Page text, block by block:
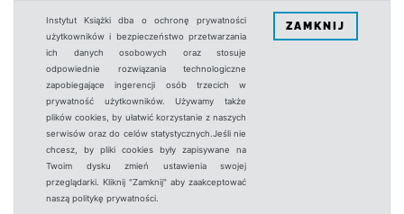
Instytut Książki dba o ochronę prywatności
użytkowników i bezpieczeństwo przetwarzania
ich danych osobowych oraz stosuje
odpowiednie rozwiązania technologiczne
zapobiegające ingerencji osób trzecich w
prywatność użytkowników. Używamy także
plików cookies, by ułatwić korzystanie z naszych
serwisów oraz do celów statystycznych.Jeśli nie
chcesz, by pliki cookies były zapisywane na
Twoim dysku zmień ustawienia swojej
przeglądarki. Kliknij "Zamknij" aby zaakceptować
naszą politykę prywatności.
ZAMKNIJ